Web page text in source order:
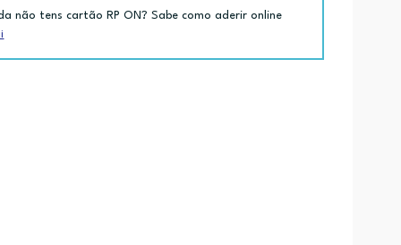
não tens cartão RP ON? Sabe como aderir online